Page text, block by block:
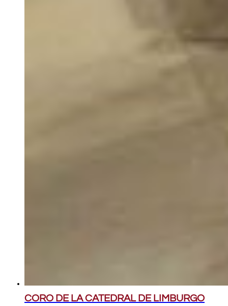
CORO DE LA CATEDRAL DE LIMBURGO